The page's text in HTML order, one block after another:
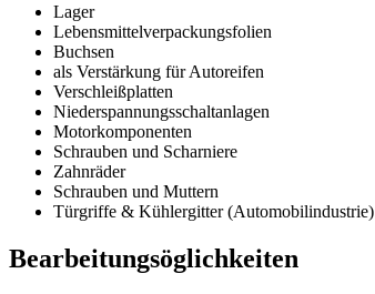
Lager
Lebensmittelverpackungsfolien
Buchsen
als Verstärkung für Autoreifen
Verschleißplatten
Niederspannungsschaltanlagen
Motorkomponenten
Schrauben und Scharniere
Zahnräder
Schrauben und Muttern
Türgriffe & Kühlergitter (Automobilindustrie)
Bearbeitungsöglichkeiten